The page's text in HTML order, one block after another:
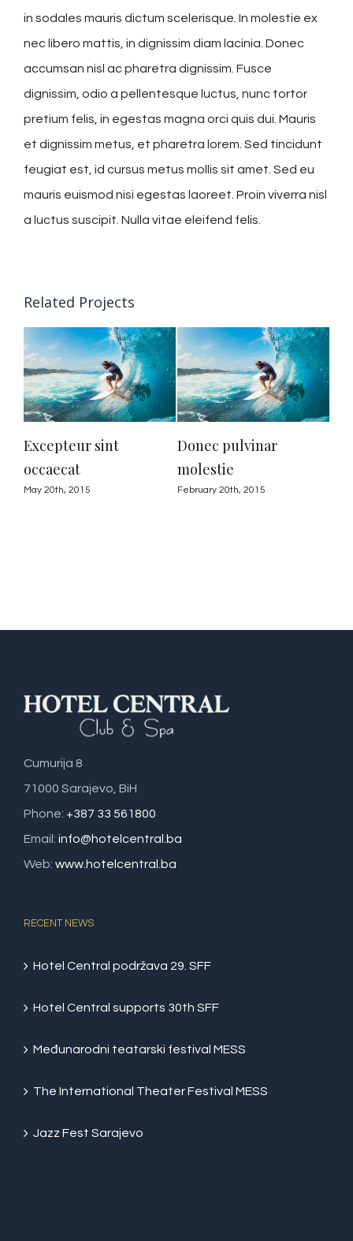
in sodales mauris dictum scelerisque. In molestie ex
nec libero mattis, in dignissim diam lacinia. Donec
accumsan nisl ac pharetra dignissim. Fusce
dignissim, odio a pellentesque luctus, nunc tortor
pretium felis, in egestas magna orci quis dui. Mauris
et dignissim metus, et pharetra lorem. Sed tincidunt
feugiat est, id cursus metus mollis sit amet. Sed eu
mauris euismod nisi egestas laoreet. Proin viverra nisl
a luctus suscipit. Nulla vitae eleifend felis.
Related Projects
Excepteur sint
occaecat
May 20th, 2015
Donec pulvinar
molestie
February 20th, 2015
Cumurija 8
71000 Sarajevo, BiH
Phone: +387 33 561800
Email: info@hotelcentral.ba
Web: www.hotelcentral.ba
RECENT NEWS
Hotel Central podržava 29. SFF
Hotel Central supports 30th SFF
Međunarodni teatarski festival MESS
The International Theater Festival MESS
Jazz Fest Sarajevo